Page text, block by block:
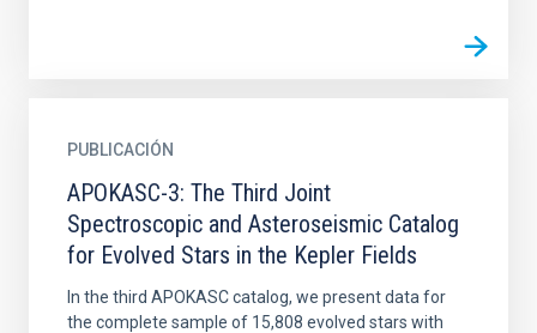
PUBLICACIÓN
APOKASC-3: The Third Joint
Spectroscopic and Asteroseismic Catalog
for Evolved Stars in the Kepler Fields
In the third APOKASC catalog, we present data for
the complete sample of 15,808 evolved stars with